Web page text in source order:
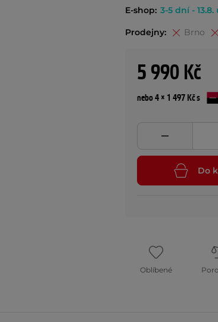
E-shop: 3-5 dní - 13.8.
Prodejny: Brno
5 990 Kč
nebo 4 × 1 497 Kč s
Do
Oblíbené